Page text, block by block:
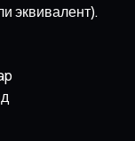
эквивалент).